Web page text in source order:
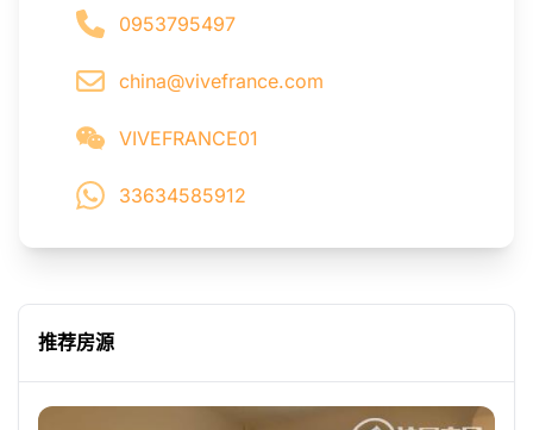
0953795497
china@vivefrance.com
VIVEFRANCE01
33634585912
推荐房源